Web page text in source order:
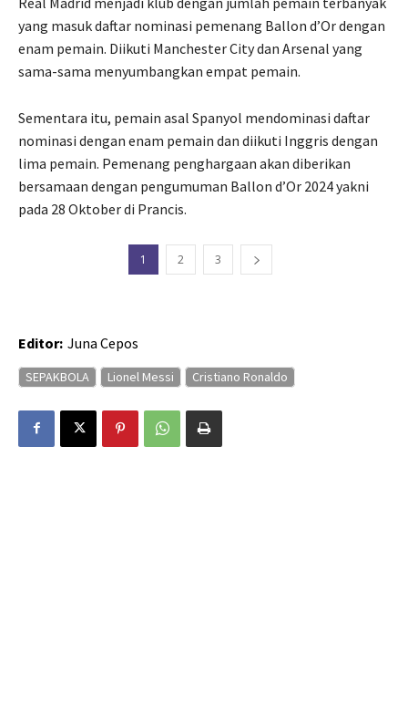
yang masuk daftar nominasi pemenang Ballon d’Or dengan
enam pemain. Diikuti Manchester City dan Arsenal yang
sama-sama menyumbangkan empat pemain.
Sementara itu, pemain asal Spanyol mendominasi daftar
nominasi dengan enam pemain dan diikuti Inggris dengan
lima pemain. Pemenang penghargaan akan diberikan
bersamaan dengan pengumuman Ballon d’Or 2024 yakni
pada 28 Oktober di Prancis.
1 2 3
Editor: Juna Cepos
SEPAKBOLA Lionel Messi Cristiano Ronaldo